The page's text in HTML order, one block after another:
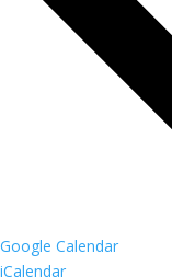
Google Calendar
iCalendar